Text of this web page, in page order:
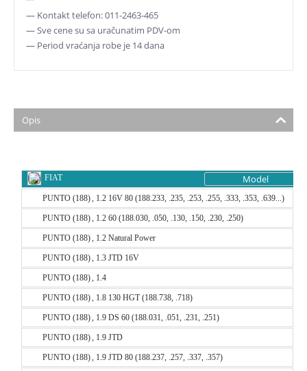
— Kontakt telefon: 011-2463-465
— Sve cene su sa uračunatim PDV-om
— Period vraćanja robe je 14 dana
Opis
FIAT Model
PUNTO (188) , 1.2 16V 80 (188.233, .235, .253, .255, .333, .353, .639...)
PUNTO (188) , 1.2 60 (188.030, .050, .130, .150, .230, .250)
PUNTO (188) , 1.2 Natural Power
PUNTO (188) , 1.3 JTD 16V
PUNTO (188) , 1.4
PUNTO (188) , 1.8 130 HGT (188.738, .718)
PUNTO (188) , 1.9 DS 60 (188.031, .051, .231, .251)
PUNTO (188) , 1.9 JTD
PUNTO (188) , 1.9 JTD 80 (188.237, .257, .337, .357)